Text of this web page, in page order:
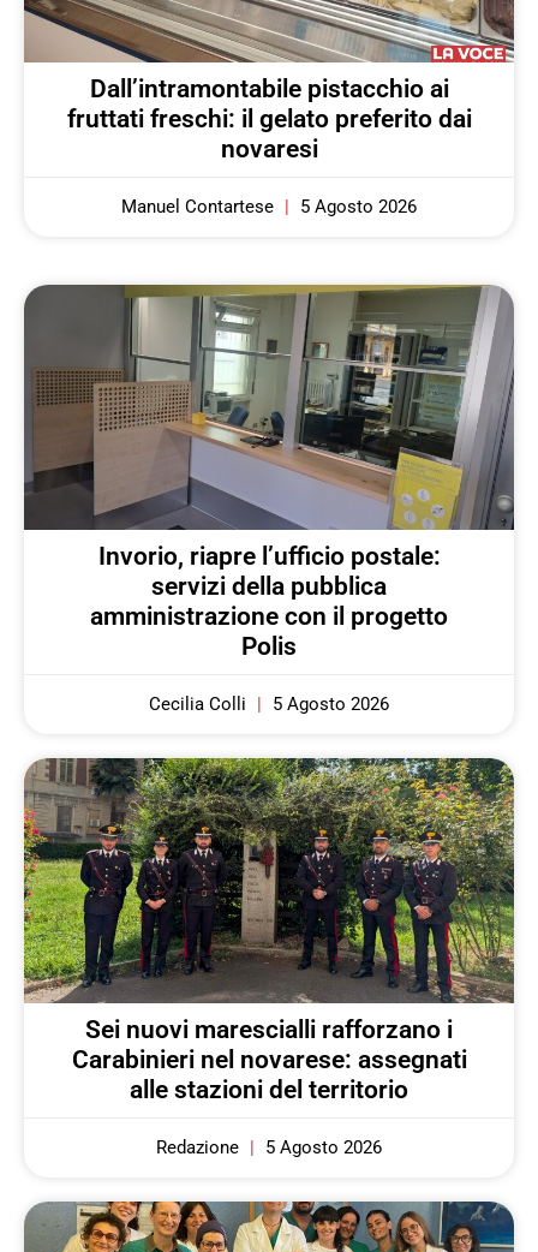
Dall’intramontabile pistacchio ai
fruttati freschi: il gelato preferito dai
novaresi
Manuel Contartese 5 Agosto 2026
Invorio, riapre l’ufficio postale:
servizi della pubblica
amministrazione con il progetto
Polis
Cecilia Colli 5 Agosto 2026
Sei nuovi marescialli rafforzano i
Carabinieri nel novarese: assegnati
alle stazioni del territorio
Redazione 5 Agosto 2026